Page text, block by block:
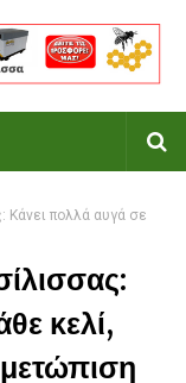
Κάνει πολλά αυγά σε
κελί,